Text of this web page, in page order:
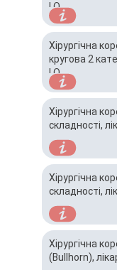
І.О.
Хірургічна
кругова 2
І.О.
Хірургічна
складності,
Хірургічна
складності,
Хірургічна
(Bullhorn),